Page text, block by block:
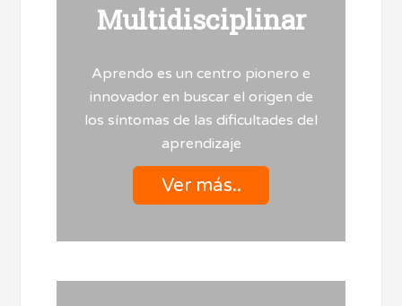
Multidisciplinar
Aprendo es un centro pionero e
innovador en buscar el origen de
los síntomas de las dificultades del
aprendizaje
Ver más..